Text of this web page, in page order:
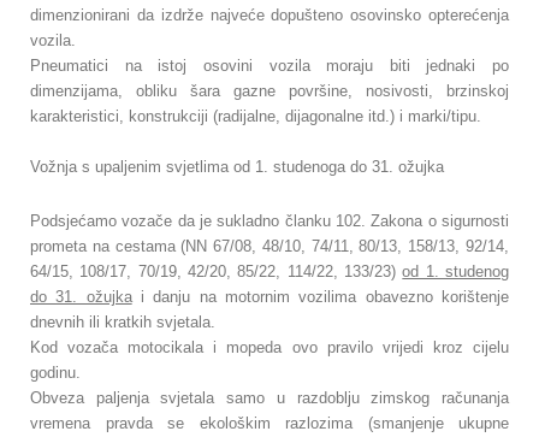
dimenzionirani da izdrže najveće dopušteno osovinsko opterećenja
vozila.
Pneumatici na istoj osovini vozila moraju biti jednaki po
dimenzijama, obliku šara gazne površine, nosivosti, brzinskoj
karakteristici, konstrukciji (radijalne, dijagonalne itd.) i marki/tipu.
Vožnja s upaljenim svjetlima od 1. studenoga do 31. ožujka
Podsjećamo vozače da je sukladno članku 102. Zakona o sigurnosti
prometa na cestama (NN 67/08, 48/10, 74/11, 80/13, 158/13, 92/14,
64/15, 108/17, 70/19, 42/20, 85/22, 114/22, 133/23)od 1. studenog
do 31. ožujkai danju na motornim vozilima obavezno korištenje
dnevnih ili kratkih svjetala.
Kod vozača motocikala i mopeda ovo pravilo vrijedi kroz cijelu
godinu.
Obveza paljenja svjetala samo u razdoblju zimskog računanja
vremena pravda se ekološkim razlozima (smanjenje ukupne